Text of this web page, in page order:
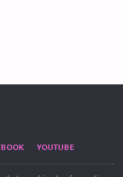
YOUTUBE